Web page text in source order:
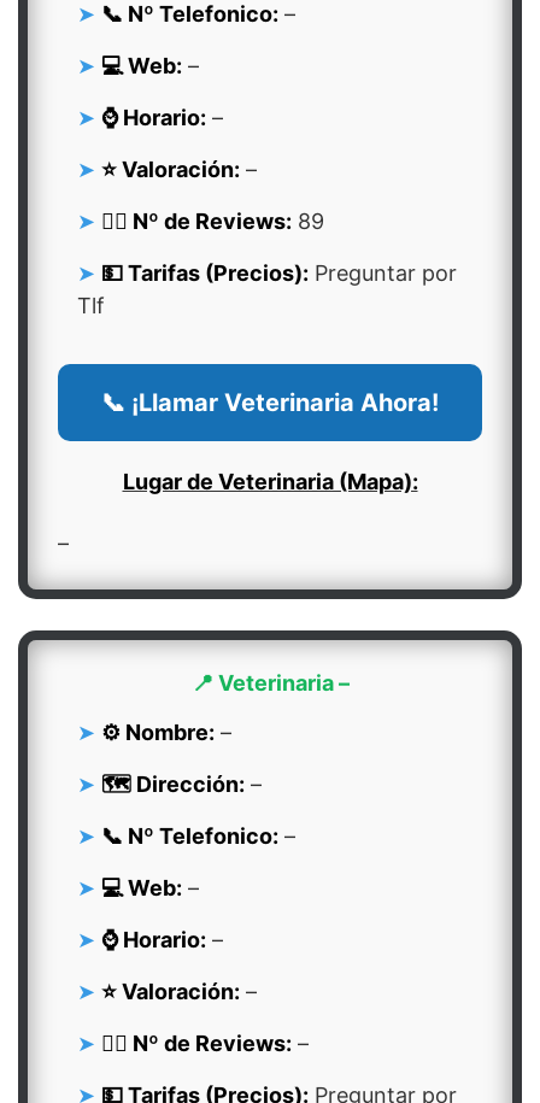
📞 Nº Telefonico: –
💻 Web: –
⌚ Horario: –
⭐ Valoración: –
👍🏻 Nº de Reviews: 89
💵 Tarifas (Precios): Preguntar por
Tlf
📞 ¡Llamar Veterinaria Ahora!
Lugar de Veterinaria (Mapa):
–
📍 Veterinaria –
⚙️ Nombre: –
🗺️ Dirección: –
📞 Nº Telefonico: –
💻 Web: –
⌚ Horario: –
⭐ Valoración: –
👍🏻 Nº de Reviews: –
💵 Tarifas (Precios): Preguntar por